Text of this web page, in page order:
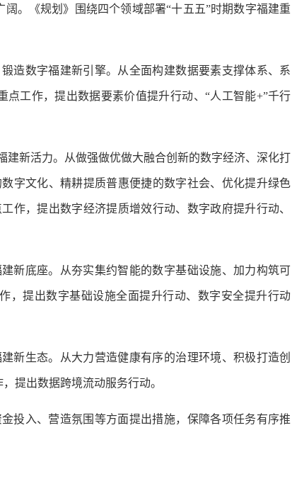
。《规划》围绕四个领域部署“十五五”时期数字福建重
造数字福建新引擎。从全面构建数据要素支撑体系、系
工作，提出数据要素价值提升行动、“人工智能+”千行
建新活力。从做强做优做大融合创新的数字经济、深化打
字文化、精耕提质普惠便捷的数字社会、优化提升绿色
作，提出数字经济提质增效行动、数字政府提升行动、
新底座。从夯实集约智能的数字基础设施、加力构筑可
，提出数字基础设施全面提升行动、数字安全提升行动
新生态。从大力营造健康有序的治理环境、积极打造创
提出数据跨境流动服务行动。
投入、营造氛围等方面提出措施，保障各项任务有序推